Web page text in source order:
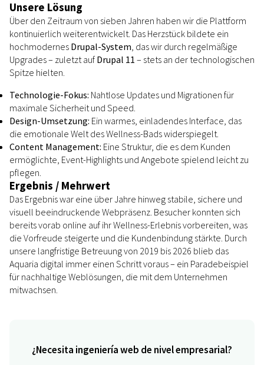
Unsere Lösung
Über den Zeitraum von sieben Jahren haben wir die Plattform
kontinuierlich weiterentwickelt. Das Herzstück bildete ein
hochmodernes Drupal-System, das wir durch regelmäßige
Upgrades – zuletzt auf Drupal 11 – stets an der technologischen
Spitze hielten.
Technologie-Fokus: Nahtlose Updates und Migrationen für
maximale Sicherheit und Speed.
Design-Umsetzung: Ein warmes, einladendes Interface, das
die emotionale Welt des Wellness-Bads widerspiegelt.
Content Management: Eine Struktur, die es dem Kunden
ermöglichte, Event-Highlights und Angebote spielend leicht zu
pflegen.
Ergebnis / Mehrwert
Das Ergebnis war eine über Jahre hinweg stabile, sichere und
visuell beeindruckende Webpräsenz. Besucher konnten sich
bereits vorab online auf ihr Wellness-Erlebnis vorbereiten, was
die Vorfreude steigerte und die Kundenbindung stärkte. Durch
unsere langfristige Betreuung von 2019 bis 2026 blieb das
Aquaria digital immer einen Schritt voraus – ein Paradebeispiel
für nachhaltige Weblösungen, die mit dem Unternehmen
mitwachsen.
¿Necesita ingeniería web de nivel empresarial?